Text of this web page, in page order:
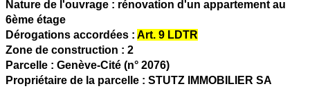
Nature de l'ouvrage : rénovation d'un appartement au
6ème étage
Dérogations accordées : Art. 9 LDTR
Zone de construction : 2
Parcelle : Genève-Cité (n° 2076)
Propriétaire de la parcelle : STUTZ IMMOBILIER SA